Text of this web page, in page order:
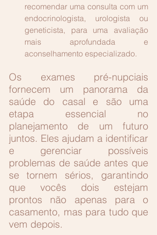
recomendar uma consulta com um
endocrinologista, urologista ou
geneticista, para uma avaliação
mais aprofundada e
aconselhamento especializado.
Os exames pré-nupciais
fornecem um panorama da
saúde do casal e são uma
etapa essencial no
planejamento de um futuro
juntos. Eles ajudam a identificar
e gerenciar possíveis
problemas de saúde antes que
se tornem sérios, garantindo
que vocês dois estejam
prontos não apenas para o
casamento, mas para tudo que
vem depois.